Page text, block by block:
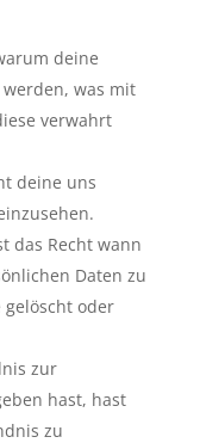
deine
was mit
verwahrt
deine uns
das Recht wann
Daten zu
oder
zur
hast, hast
zu